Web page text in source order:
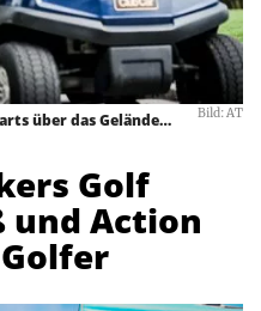
Bild: AT
über das Gelände…
Golf
und Action